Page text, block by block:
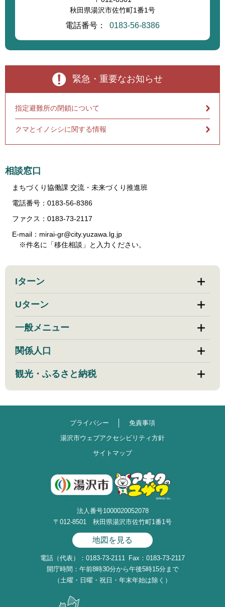
秋田県湯沢市佐竹町1番1号
電話番号： 0183-56-8386
緊急・重要なお知らせ
指定避難所の閉鎖について
クマとイノシシに関する情報
相談窓口
まちづくり協働課 交流・未来づくり推進班
電話番号：0183-56-8386
ファクス：0183-73-2117
E-mail：mirai-gr@city.yuzawa.lg.jp
※件名に「移住相談」と入力ください。
Iターン
Uターン
一般メニュー
関係人口
観光・ふるさと納税
プライバシー
免責事項
湯沢市ウェブアクセシビリティ方針
サイトマップ
法人番号1000020052078
〒012-8501 秋田県湯沢市佐竹町1番1号
地図を見る
電話（代表）：0183-73-2111
Fax：0183-73-2117
開庁時間：午前8時30分から午後5時15分まで
（土曜・日曜・祝日・年末年始は除く）